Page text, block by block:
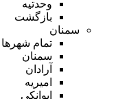
وحدتیه
بازگشت
سمنان
تمام شهر‌ها
سمنان
آرادان
امیریه
ایوانکی